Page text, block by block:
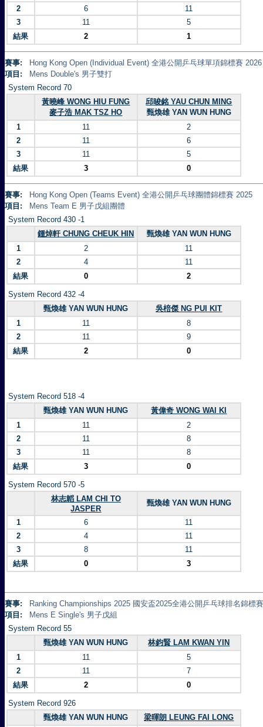
2
6
11
3
11
5
結果
2 1
賽事:
Hong Kong Open (Individual Event) 全港公開乒乓球單項錦標賽 2026
項目:
Mens Double's 男子雙打
System Record 70
黃曉峰 WONG HIU FUNG
麥子浩 MAK TSZ HO
邱晙銘 YAU CHUN MING
甄煥雄 YAN WUN HUNG
1
11
2
2
11
6
3
11
5
結果
3 0
賽事:
Hong Kong Open (Teams Event) 全港公開乒乓球團體錦標賽 2025
項目:
Mens Team E 男子戊組團體
System Record 430 -1
鍾焯軒 CHUNG CHEUK HIN
甄煥雄 YAN WUN HUNG
1
2
11
2
4
11
結果
0 2
System Record 432 -4
甄煥雄 YAN WUN HUNG
吳棓傑 NG PUI KIT
1
11
8
2
11
9
結果
2 0
System Record 518 -4
甄煥雄 YAN WUN HUNG
黃偉奇 WONG WAI KI
1
11
2
2
11
8
3
11
8
結果
3 0
System Record 570 -5
林志韜 LAM CHI TO
JASPER
甄煥雄 YAN WUN HUNG
1 6
11
2
4
11
3
8
11
結果
0 3
賽事:
Ranking Championships 2025 國安盃2025全港公開乒乓球排名錦標
項目:
Mens E Single's 男子戊組
System Record 55
甄煥雄 YAN WUN HUNG
林鈞賢 LAM KWAN YIN
1
11
5
2
11
7
結果
2 0
System Record 926
甄煥雄 YAN WUN HUNG
梁暉朗 LEUNG FAI LONG